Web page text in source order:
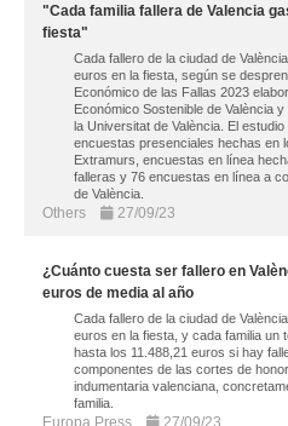
"Cada familia fallera de Valencia
fiesta"
Cada fallero de la ciudad de
euros en la fiesta, según se
Económico de las Fallas 2023
Económico Sostenible de València
la Universitat de València. El
encuestas presenciales hechas en
Extramurs, encuestas en línea
falleras y 76 encuestas en línea a
de València.
Others 27/09/23
¿Cuánto cuesta ser fallero en
euros de media al año
Cada fallero de la ciudad de
euros en la fiesta, y cada familia un
hasta los 11.488,21 euros si hay
componentes de las cortes de
indumentaria valenciana,
familia.
Europa Press 27/09/23